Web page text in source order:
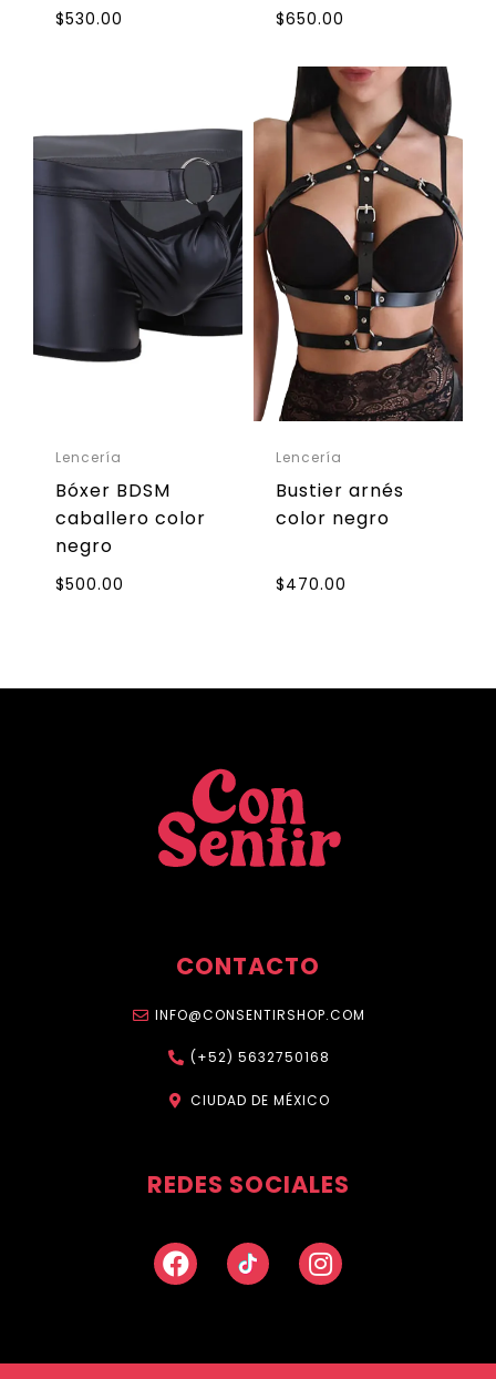
$530.00 $650.00
Lencería
Bóxer BDSM
caballero color
negro
$500.00
Lencería
Bustier arnés
color negro
$470.00
CONTACTO
INFO@CONSENTIRSHOP.COM
(+52) 5632750168
CIUDAD DE MÉXICO
REDES SOCIALES
Facebook Instagram